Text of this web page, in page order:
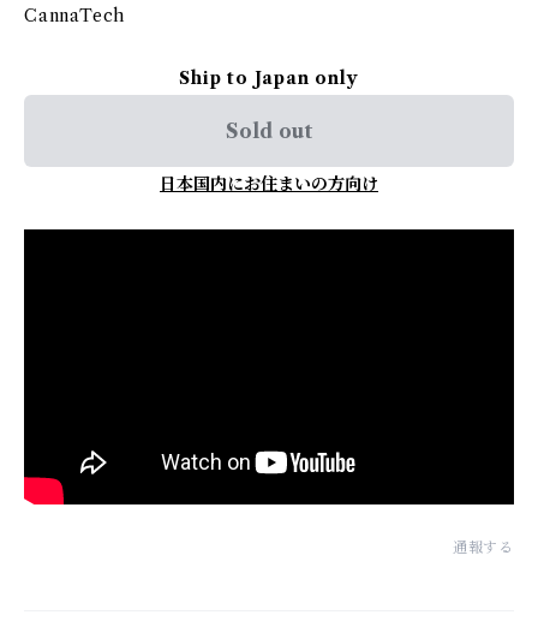
CannaTech
Ship to Japan only
Sold out
日本国内にお住まいの方向け
通報する